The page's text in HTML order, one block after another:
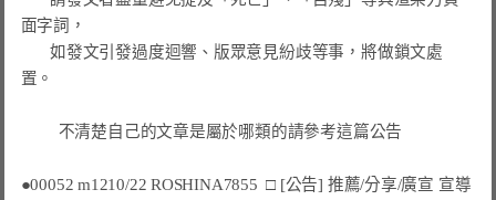
面字詞，
       如發文引發過度迴響、版眾意見紛歧等事，將做鎖文處
置。
不清楚自己的文章是屬於哪類的請參考這篇公告
●00052 m1210/22 ROSHINA7855  □ [公告] 推薦/分享/廣宣 宣導